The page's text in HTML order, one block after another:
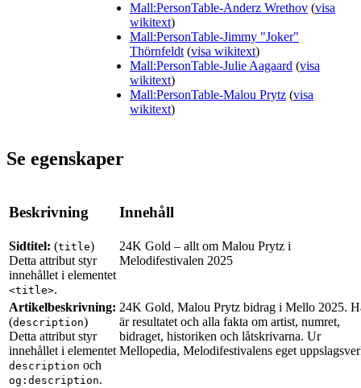
Mall:PersonTable-Anderz Wrethov (visa
wikitext)
Mall:PersonTable-Jimmy "Joker"
Thörnfeldt (visa wikitext)
Mall:PersonTable-Julie Aagaard (visa
wikitext)
Mall:PersonTable-Malou Prytz (visa
wikitext)
Se egenskaper
Beskrivning Innehåll
Sidtitel: (title)
Detta attribut styr
innehållet i elementet
<title>.
24K Gold – allt om Malou Prytz i
Melodifestivalen 2025
Artikelbeskrivning:
(description)
Detta attribut styr
innehållet i elementet
description och
og:description.
24K Gold, Malou Prytz bidrag i Mello 2025.
är resultatet och alla fakta om artist, numret,
bidraget, historiken och låtskrivarna. Ur
Mellopedia, Melodifestivalens eget